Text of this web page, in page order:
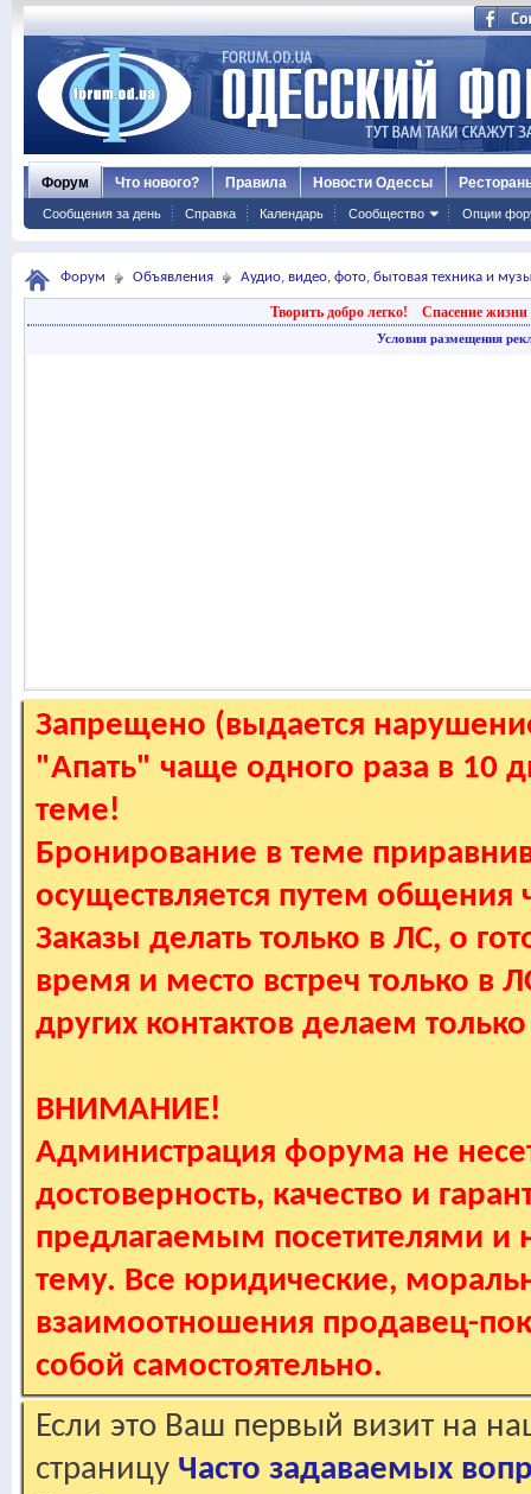
Форум
Сообщения за день Справка Календарь Сообщество Опции
Что нового? Правила Новости Одессы
Форум Объявления Аудио, видео, фото, бытовая техника и
Творить добро легко! Спасение жизни
Условия размещения
Запрещено (выдается
"Апать" чаще одного раза в 10
теме!
Бронирование в теме
осуществляется путем
Заказы делать только в ЛС, о
время и место встреч только в
других контактов делаем
ВНИМАНИЕ!
Администрация форума не
достоверность, качество и
предлагаемым посетителями и
тему. Все юридические,
взаимоотношения продавец-
собой самостоятельно.
Если это Ваш первый визит на
страницу Часто задаваемых